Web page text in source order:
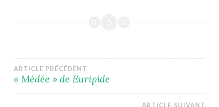
Navigation
ARTICLE PRÉCÉDENT
« Médée » de Euripide
ARTICLE SUIVANT